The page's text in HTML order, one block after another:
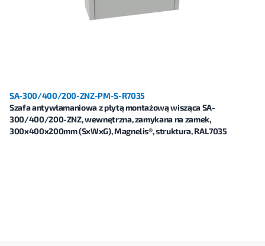
SA-300/400/200-ZNZ-PM-S-R7035
Szafa antywłamaniowa z płytą montażową wisząca SA-
300/400/200-ZNZ, wewnętrzna, zamykana na zamek,
300x400x200mm (SxWxG), Magnelis®, struktura, RAL7035